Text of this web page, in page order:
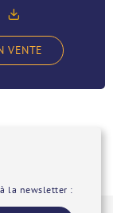
VENTE
la newsletter :